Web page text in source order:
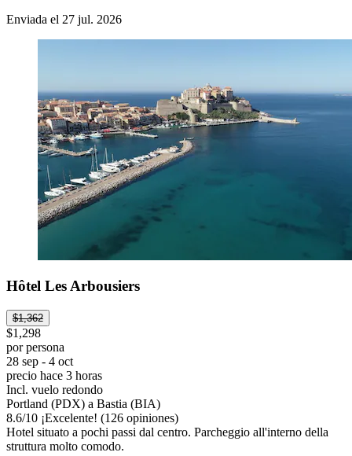
Enviada el 27 jul. 2026
Hôtel Les Arbousiers
$1,362
$1,298
por persona
28 sep - 4 oct
precio hace 3 horas
Incl. vuelo redondo
Portland (PDX) a Bastia (BIA)
8.6/10 ¡Excelente! (126 opiniones)
Hotel situato a pochi passi dal centro. Parcheggio all'interno della
struttura molto comodo.